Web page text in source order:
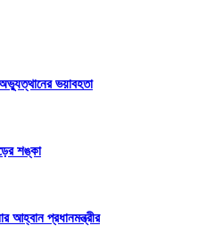
ভয়াবহতা
শঙ্কা
আহ্বান প্রধানমন্ত্রীর